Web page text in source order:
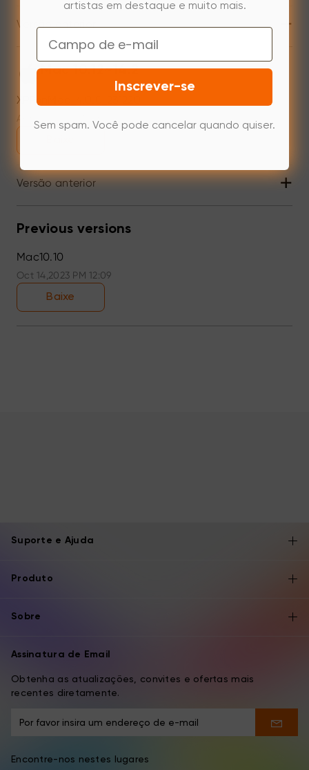
Versão anterior +
Mac 10.12~14.2
XPPenMac_4.0.0_231220
Versão anterior +
Previous versions
Mac10.10
Oct 14,2023 PM 12:09
Baixe
Suporte e Ajuda
Produto
Sobre
Assinatura de Email
Obtenha as atualizações, convites e ofertas mais
recentes diretamente.
Encontre-nos nestes lugares
artistas em destaque e muito mais.
Email
Inscrever-se
Sem spam. Você pode cancelar quando quiser.